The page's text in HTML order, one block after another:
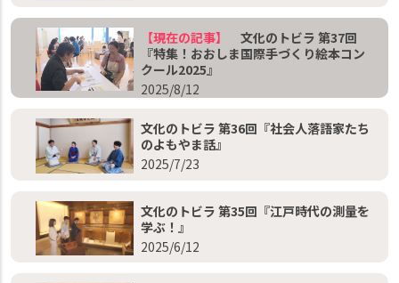
【現在の記事】
文化のトビラ 第37回
『特集！おおしま国際手づくり絵本コン
クール2025』
2025/8/12
文化のトビラ 第36回『社会人落語家たち
のよもやま話』
2025/7/23
文化のトビラ 第35回『江戸時代の測量を
学ぶ！』
2025/6/12